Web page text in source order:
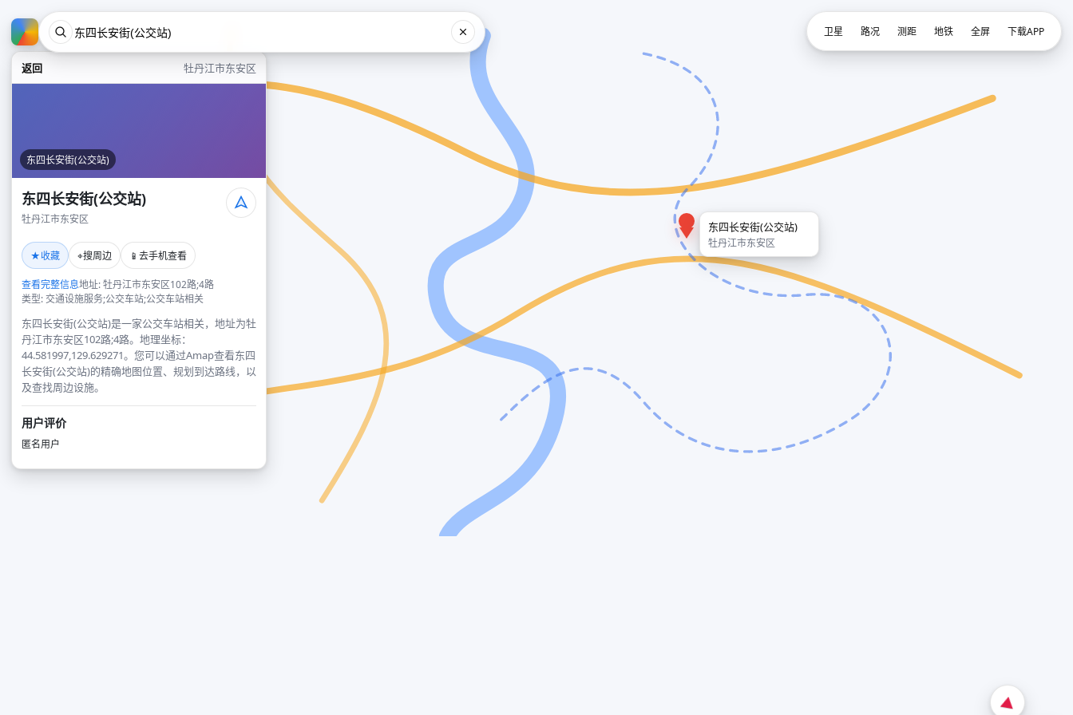
返回 牡丹江市东安区
东四长安街(公交站)
东四长安街(公交站)
牡丹江市东安区
★收藏 ⌖搜周边 📱 去手机查看
查看完整信息地址: 牡丹江市东安区102路;4路
类型: 交通设施服务;公交车站;公交车站相关
东四长安街(公交站)是一家公交车站相关，地址为牡
丹江市东安区102路;4路。地理坐标：
44.581997,129.629271。您可以通过Amap查看东四
长安街(公交站)的精确地图位置、规划到达路线，以
及查找周边设施。
用户评价
匿名用户
东四长安街(公交站)
牡丹江市东安区
卫星 路况 测距 地铁 全屏 下载APP